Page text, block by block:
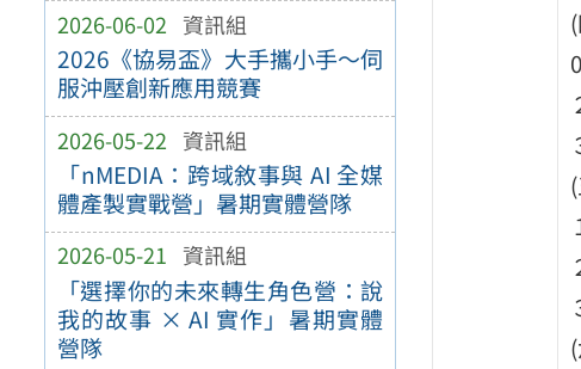
2026-06-02 資訊組
2026《協易盃》大手攜小手～伺
服沖壓創新應用競賽
2026-05-22 資訊組
「nMEDIA：跨域敘事與 AI 全媒
體產製實戰營」暑期實體營隊
2026-05-21 資訊組
「選擇你的未來轉生角色營：說
我的故事 × AI 實作」暑期實體
營隊